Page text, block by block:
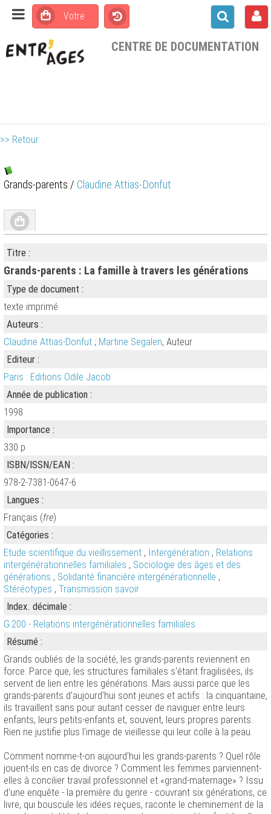
CENTRE DE DOCUMENTATION
>> Retour
Grands-parents / Claudine Attias-Donfut
Titre :
Grands-parents : La famille à travers les générations
Type de document :
texte imprimé
Auteurs :
Claudine Attias-Donfut; Martine Segalen, Auteur
Editeur :
Paris : Editions Odile Jacob
Année de publication :
1998
Importance :
330 p
ISBN/ISSN/EAN :
978-2-7381-0647-6
Langues :
Français (fre)
Catégories :
Etude scientifique du vieillissement, Intergénération , Relations
intergénérationnelles familiales , Sociologie des âges et des
générations , Solidarité financière intergénérationnelle ,
Stéréotypes , Transmission savoir
Index. décimale :
G.200 - Relations intergénérationnelles familiales
Résumé :
Grands oubliés de la société, les grands-parents reviennent en
force. Parce que, les structures familiales s'étant fragilisées, ils
servent de lien entre les générations. Mais aussi parce que les
grands-parents d'aujourd'hui sont jeunes et actifs : la cinquantaine,
ils travaillent sans pour autant cesser de naviguer entre leurs
enfants, leurs petits-enfants et, souvent, leurs propres parents.
Rien ne justifie plus l'image de vieillesse qui leur colle à la peau.
Comment nomme-t-on aujourd'hui les grands-parents ? Quel rôle
jouent-ils en cas de divorce ? Comment les femmes parviennent-
elles à concilier travail professionnel et «grand-maternage» ? Issu
d'une enquête - la première du genre - couvrant six générations, ce
livre, qui bouscule les idées reçues, raconte le cheminement de la